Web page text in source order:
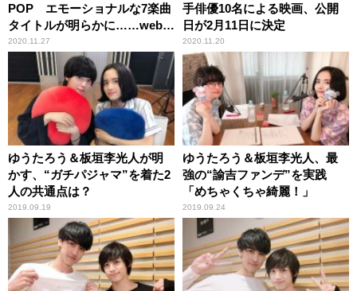
POP エモーショナルな7楽曲
タイトルが明らかに……webラ
ジオで注目のイケメン若手俳
優10名による映画
2020.11.27
手俳優10名による映画、公開
日が2月11日に決定
2020.11.20
ゆうたろう＆板垣李光人が明
かす、“ガチパジャマ”を着た2
人の共通点は？
2019.09.19
ゆうたろう＆板垣李光人、最
強の“諭吉ファンデ”を実践
「めちゃくちゃ綺麗！」
2019.09.24